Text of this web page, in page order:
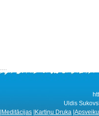
Uldis
Meditācijas Kartiņu Druka